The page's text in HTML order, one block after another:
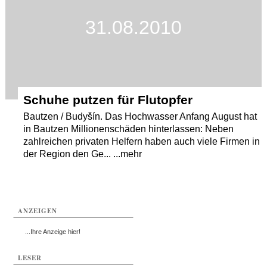
31.08.2010
Schuhe putzen für Flutopfer
Bautzen / Budyšín. Das Hochwasser Anfang August hat
in Bautzen Millionenschäden hinterlassen: Neben
zahlreichen privaten Helfern haben auch viele Firmen in
der Region den Ge... ...mehr
ANZEIGEN
...Ihre Anzeige hier!
LESER